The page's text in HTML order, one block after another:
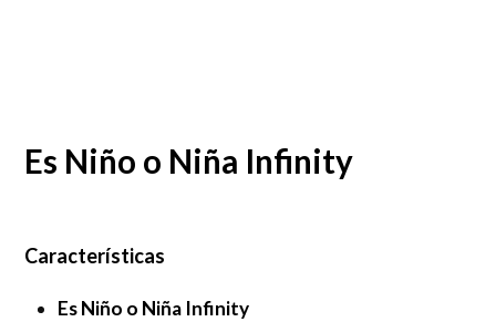
Es Niño o Niña Infinity
Características
Es Niño o Niña Infinity